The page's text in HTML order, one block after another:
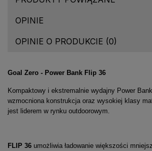
OPINIE
OPINIE O PRODUKCIE (0)
Goal Zero - Power Bank Flip 36
Kompaktowy i ekstremalnie wydajny Power
wzmocniona konstrukcja oraz wysokiej klasy
jest liderem w rynku outdoorowym.
FLIP 36 umożliwia ładowanie większości